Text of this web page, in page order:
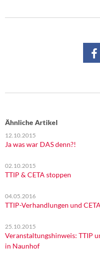
Ähnliche Artikel
12.10.2015
Ja was war DAS denn?!
02.10.2015
TTIP & CETA stoppen
04.05.2016
TTIP-Verhandlungen und
25.10.2015
Veranstaltungshinweis: TTIP
in Naunhof